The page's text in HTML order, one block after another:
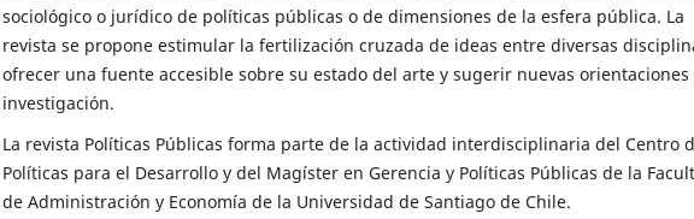
sociológico o jurídico de políticas públicas o de dimensiones de la esfera pública. La
revista se propone estimular la fertilización cruzada de ideas entre diversas
ofrecer una fuente accesible sobre su estado del arte y sugerir nuevas orientaciones
investigación.
La revista Políticas Públicas forma parte de la actividad interdisciplinaria del Centro
Políticas para el Desarrollo y del Magíster en Gerencia y Políticas Públicas de la
de Administración y Economía de la Universidad de Santiago de Chile.